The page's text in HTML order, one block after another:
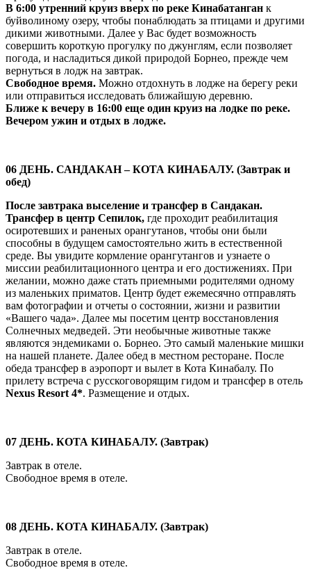
В 6:00 утренний круиз вверх по реке Кинабатанган к
буйволиному озеру, чтобы понаблюдать за птицами и другими
дикими животными. Далее у Вас будет возможность
совершить короткую прогулку по джунглям, если позволяет
погода, и насладиться дикой природой Борнео, прежде чем
вернуться в лодж на завтрак.
Свободное время. Можно отдохнуть в лодже на берегу реки
или отправиться исследовать ближайшую деревню.
Ближе к вечеру в 16:00 еще один круиз на лодке по реке.
Вечером ужин и отдых в лодже.
06 ДЕНЬ. САНДАКАН – КОТА КИНАБАЛУ. (Завтрак и
обед)
После завтрака выселение и трансфер в Сандакан.
Трансфер в центр Сепилок, где проходит реабилитация
осиротевших и раненых орангутанов, чтобы они были
способны в будущем самостоятельно жить в естественной
среде. Вы увидите кормление орангутангов и узнаете о
миссии реабилитационного центра и его достижениях. При
желании, можно даже стать приемными родителями одному
из маленьких приматов. Центр будет ежемесячно отправлять
вам фотографии и отчеты о состоянии, жизни и развитии
«Вашего чада». Далее мы посетим центр восстановления
Солнечных медведей. Эти необычные животные также
являются эндемиками о. Борнео. Это самый маленькие мишки
на нашей планете. Далее обед в местном ресторане. После
обеда трансфер в аэропорт и вылет в Кота Кинабалу. По
прилету встреча с русскоговорящим гидом и трансфер в отель
Nexus Resort 4*. Размещение и отдых.
07 ДЕНЬ. КОТА КИНАБАЛУ. (Завтрак)
Завтрак в отеле.
Свободное время в отеле.
08 ДЕНЬ. КОТА КИНАБАЛУ. (Завтрак)
Завтрак в отеле.
Свободное время в отеле.